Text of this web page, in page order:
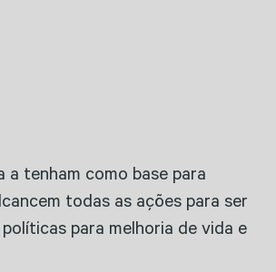
tenham como base para
todas as ações para ser
para melhoria de vida e